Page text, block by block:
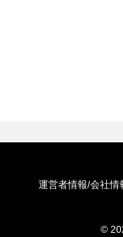
運営者情報/会社情
©